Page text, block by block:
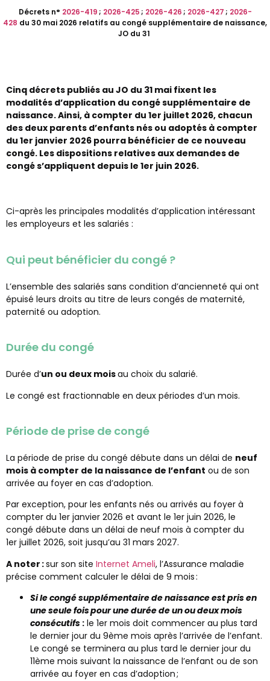
Décretsn° 2026-419 ; 2026-425 ; 2026-426 ; 2026-427 ; 2026-
428 du 30 mai 2026 relatifs au congé supplémentaire de naissance,
JO du 31
Cinq décrets publiés au JO du 31 mai fixent les
modalités d’application du congé supplémentaire de
naissance. Ainsi, à compter du 1er juillet 2026, chacun
des deux parents d’enfants nés ou adoptés à compter
du 1er janvier 2026 pourra bénéficier de ce nouveau
congé. Les dispositions relatives aux demandes de
congé s’appliquent depuis le 1er juin 2026.
Ci-après les principales modalités d’application intéressant
les employeurs et les salariés :
Qui peut bénéficier du congé ?
L’ensemble des salariés sans condition d’ancienneté qui ont
épuisé leurs droits au titre de leurs congés de maternité,
paternité ou adoption.
Durée du congé
Durée d’un ou deux moisau choix du salarié.
Le congé est fractionnable en deux périodes d’un mois.
Période de prise de congé
La période de prise du congé débute dans un délai de neuf
mois à compter de la naissance de l’enfant ou de son
arrivée au foyer en cas d’adoption.
Par exception, pour les enfants nés ou arrivés au foyer à
compter du 1er janvier 2026 et avant le 1er juin 2026, le
congé débute dans un délai de neuf mois à compter du
1er juillet 2026, soit jusqu’au 31 mars 2027.
A noter :sur son site Internet Ameli, l’Assurance maladie
précise comment calculer le délai de 9 mois :
Si le congé supplémentaire de naissance est pris en
une seule foispour une durée de un ou deux mois
consécutifs : le 1er mois doit commencer au plus tard
le dernier jour du 9ème mois après l’arrivée de l’enfant.
Le congé se terminera au plus tard le dernier jour du
11ème mois suivant la naissance de l’enfant ou de son
arrivée au foyer en cas d’adoption ;